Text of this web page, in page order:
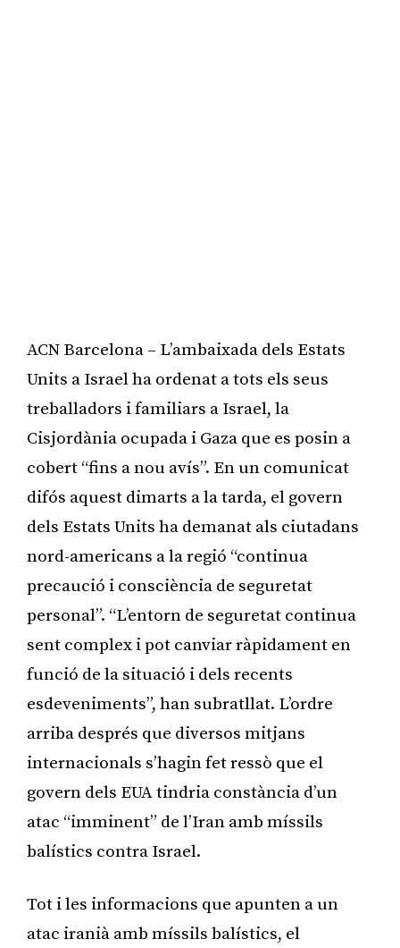
ACN Barcelona – L’ambaixada dels Estats
Units a Israel ha ordenat a tots els seus
treballadors i familiars a Israel, la
Cisjordània ocupada i Gaza que es posin a
cobert “fins a nou avís”. En un comunicat
difós aquest dimarts a la tarda, el govern
dels Estats Units ha demanat als ciutadans
nord-americans a la regió “continua
precaució i consciència de seguretat
personal”. “L’entorn de seguretat continua
sent complex i pot canviar ràpidament en
funció de la situació i dels recents
esdeveniments”, han subratllat. L’ordre
arriba després que diversos mitjans
internacionals s’hagin fet ressò que el
govern dels EUA tindria constància d’un
atac “imminent” de l’Iran amb míssils
balístics contra Israel.
Tot i les informacions que apunten a un
atac iranià amb míssils balístics, el